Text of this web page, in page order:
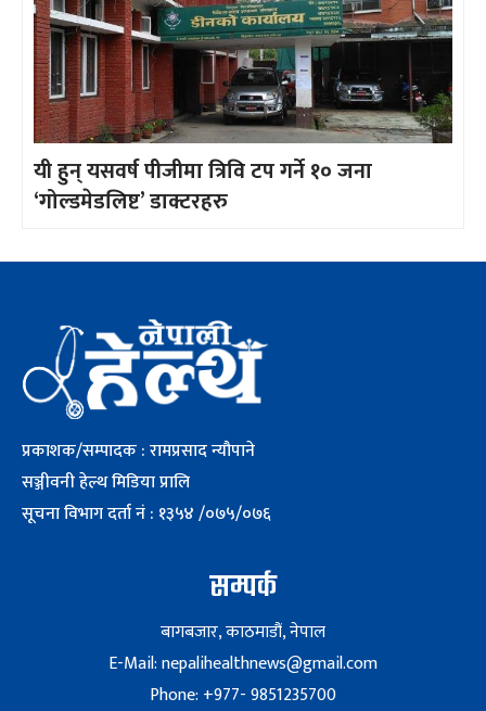
यी हुन् यसवर्ष पीजीमा त्रिवि टप गर्ने १० जना
‘गोल्डमेडलिष्ट’ डाक्टरहरु
प्रकाशक/सम्पादक : रामप्रसाद न्यौपाने
सञ्जीवनी हेल्थ मिडिया प्रालि
सूचना विभाग दर्ता नं : १३५४ /०७५/०७६
सम्पर्क
बागबजार, काठमाडौं, नेपाल
E-Mail: nepalihealthnews@gmail.com
Phone: +977- 9851235700